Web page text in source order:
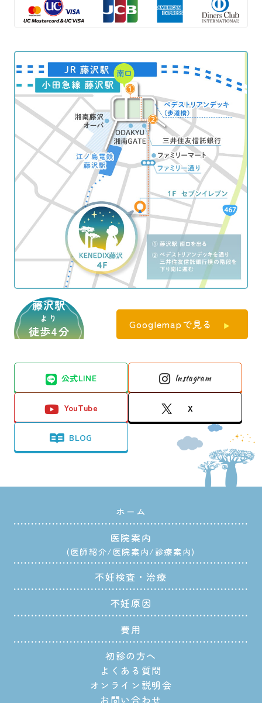
藤沢駅
より
徒歩4分 Googlemapで見る
公式LINE Instagram
YouTube X
BLOG
ホーム
医院案内
医師紹介 医院案内 診療案内
不妊検査・治療
不妊原因
費用
初診の方へ
よくある質問
オンライン説明会
お問い合わせ